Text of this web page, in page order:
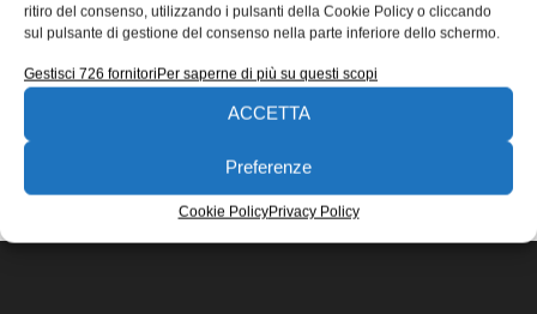
ritiro del consenso, utilizzando i pulsanti della Cookie Policy o cliccando
sul pulsante di gestione del consenso nella parte inferiore dello schermo.
Gestisci 726 fornitoriPer saperne di più su questi scopi
ACCETTA
Preferenze
Cookie PolicyPrivacy Policy